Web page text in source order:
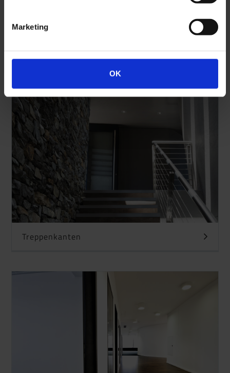
Marketing
OK
Weich-PVC-Sockelleisten
Treppenkanten